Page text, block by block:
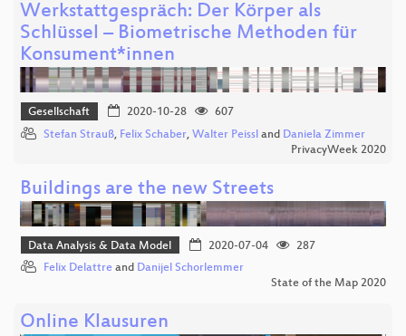
Werkstattgespräch: Der Körper als
Schlüssel – Biometrische Methoden für
Konsument*innen
Gesellschaft 2020-10-28
607
Stefan Strauß, Felix Schaber, Walter Peissl and Daniela Zimmer
PrivacyWeek 2020
Buildings are the new Streets
Data Analysis & Data Model 2020-07-04
287
Felix Delattre and Danijel Schorlemmer
State of the Map 2020
Online Klausuren